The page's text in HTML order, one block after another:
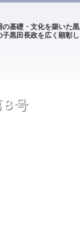
の基礎・文化を築いた
子黒田長政を広く顕彰
号